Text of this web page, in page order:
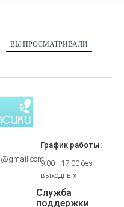
ВЫ ПРОСМАТРИВАЛИ
График работы:
9.00 - 17.00 без
выходных
Служба
поддержки